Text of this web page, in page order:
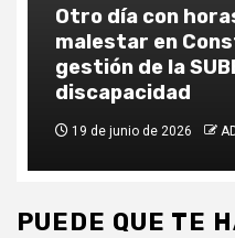
Otro día con
malestar en
gestión de la
discapacidad
19 de junio de 2026
PUEDE QUE TE